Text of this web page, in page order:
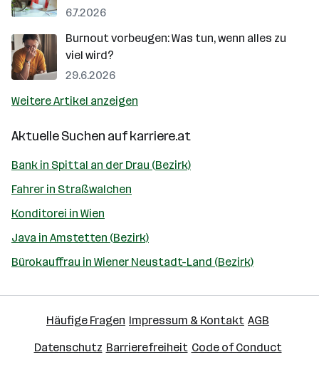
6.7.2026
Burnout vorbeugen: Was tun, wenn alles zu
viel wird?
29.6.2026
Weitere Artikel anzeigen
Aktuelle Suchen aufkarriere.at
Bank in Spittal an der Drau (Bezirk)
Fahrer in Straßwalchen
Konditorei in Wien
Java in Amstetten (Bezirk)
Bürokauffrau in Wiener Neustadt-Land (Bezirk)
Häufige Fragen Impressum & Kontakt AGB
Datenschutz Barrierefreiheit Code of Conduct